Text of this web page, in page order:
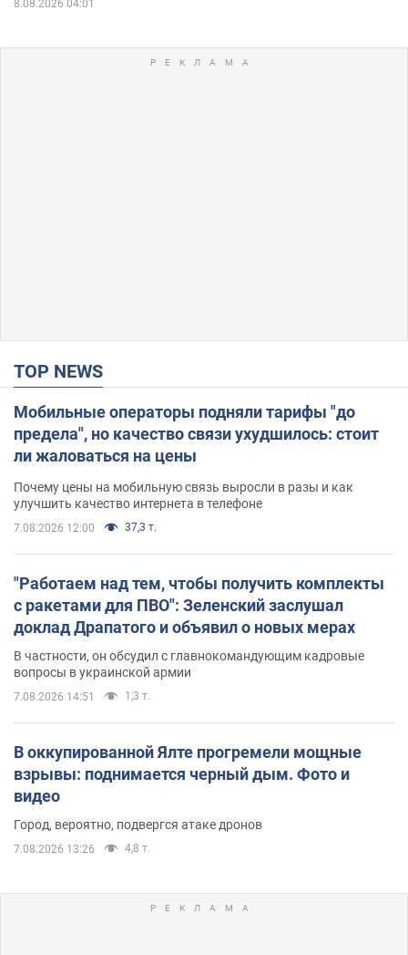
8.08.2026 04:01
TOP NEWS
Мобильные операторы подняли тарифы "до
предела", но качество связи ухудшилось: стоит
ли жаловаться на цены
Почему цены на мобильную связь выросли в разы и как
улучшить качество интернета в телефоне
7.08.2026 12:00 37,3 т.
"Работаем над тем, чтобы получить комплекты
с ракетами для ПВО": Зеленский заслушал
доклад Драпатого и объявил о новых мерах
В частности, он обсудил с главнокомандующим кадровые
вопросы в украинской армии
7.08.2026 14:51 1,3 т.
В оккупированной Ялте прогремели мощные
взрывы: поднимается черный дым. Фото и
видео
Город, вероятно, подвергся атаке дронов
7.08.2026 13:26 4,8 т.